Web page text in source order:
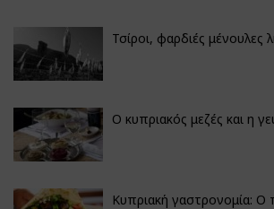
Τσίροι, φαρδιές μένουλες
Ο κυπριακός μεζές και η
Κυπριακή γαστρονομία: Ο